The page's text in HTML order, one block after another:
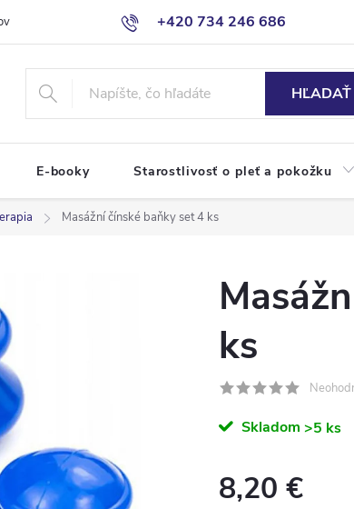
+420 734 246 686
HĽADAŤ
E-booky Starostlivosť o pleť a pokožku
Masážní čínské baňky set 4 ks
ks
Skladom >5 ks
8,20 €